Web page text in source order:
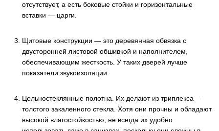
отсутствует, а есть боковые стойки и горизонтальные
вставки — царги.
Щитовые конструкции — это деревянная обвязка с
двусторонней листовой обшивкой и наполнителем,
обеспечивающим жесткость. У таких дверей лучше
показатели звукоизоляции.
Цельностеклянные полотна. Их делают из триплекса —
толстого закаленного стекла. Хотя они прочны и обладают
высокой влагостойкостью, не всегда их удобно